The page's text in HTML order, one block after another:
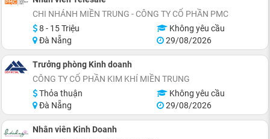
CHI NHÁNH MIỀN TRUNG - CÔNG TY CỔ PHẦN PMC
8 - 15 Triệu
Không yêu cầu
Đà Nẵng
29/08/2026
Trưởng phòng Kinh doanh
CÔNG TY CỔ PHẦN KIM KHÍ MIỀN TRUNG
Thỏa thuận
Không yêu cầu
Đà Nẵng
29/08/2026
Nhân viên Kinh Doanh